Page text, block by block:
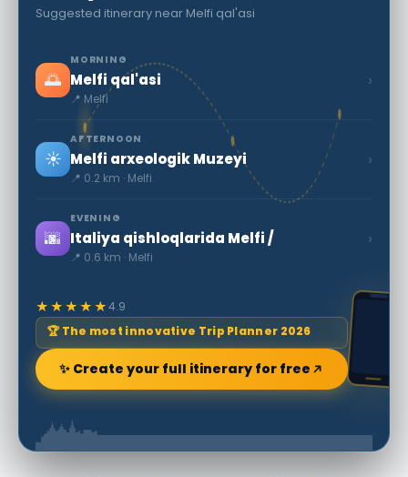
Suggested itinerary near Melfi qal'asi
🌅
MORNING
Melfi qal'asi
📍 Melfi
›
☀️
AFTERNOON
Melfi arxeologik Muzeyi
📍 0.2 km · Melfi
›
🌆
EVENING
Italiya qishloqlarida Melfi /
📍 0.6 km · Melfi
›
★★★★★4.9
🏆 The most innovative Trip Planner 2026
✨ Create your full itinerary for free